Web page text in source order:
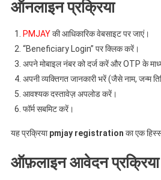
ऑनलाइन प्रक्रिया
PMJAYकी आधिकारिक वेबसाइट पर जाएं।
“Beneficiary Login” पर क्लिक करें।
अपने मोबाइल नंबर को दर्ज करें और OTP के
अपनी व्यक्तिगत जानकारी भरें (जैसे नाम, जन्म
आवश्यक दस्तावेज़ अपलोड करें।
फॉर्म सबमिट करें।
यह प्रक्रियाpmjay registration का एक
ऑफ़लाइन आवेदन प्रक्रिया